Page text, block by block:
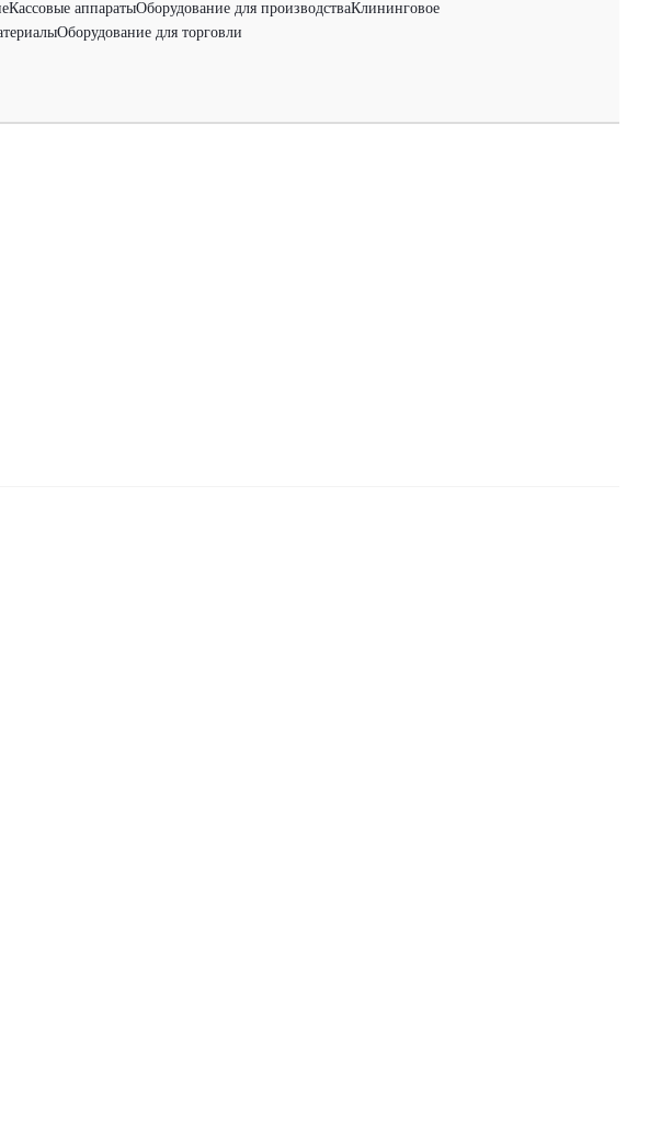
Кассовые аппаратыОборудование для производстваКлининговое
Оборудование для торговли